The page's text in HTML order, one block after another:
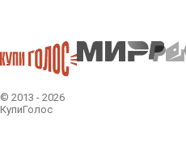
© 2013 - 2026
КупиГолос